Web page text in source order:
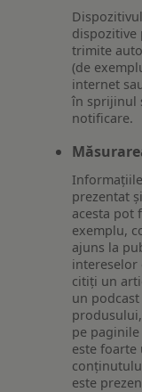
dispozitive
trimite
(de
internet
în sprijinul
notificare.
prezentat
acesta pot
exemplu,
ajuns la
intereselor
citiți un
un
pe
este foarte
este